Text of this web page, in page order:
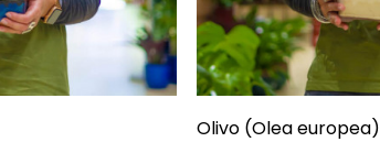
Olivo (Olea europea)